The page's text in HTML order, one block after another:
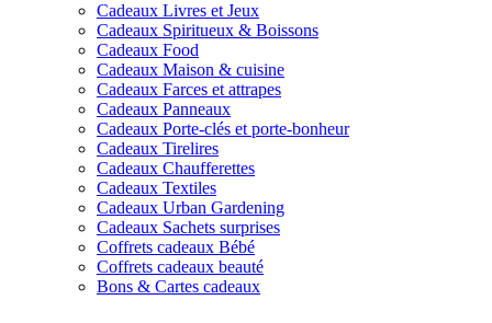
Cadeaux Livres et Jeux
Cadeaux Spiritueux & Boissons
Cadeaux Food
Cadeaux Maison & cuisine
Cadeaux Farces et attrapes
Cadeaux Panneaux
Cadeaux Porte-clés et porte-bonheur
Cadeaux Tirelires
Cadeaux Chaufferettes
Cadeaux Textiles
Cadeaux Urban Gardening
Cadeaux Sachets surprises
Coffrets cadeaux Bébé
Coffrets cadeaux beauté
Bons & Cartes cadeaux